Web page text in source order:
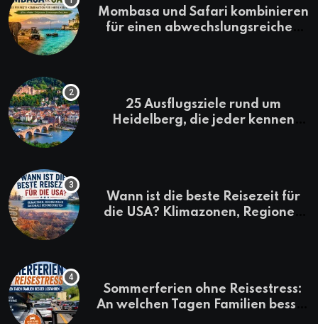
Mombasa und Safari kombinieren
für einen abwechslungsreichen
25 Ausflugsziele rund um
Heidelberg, die jeder kennen
Wann ist die beste Reisezeit für
die USA? Klimazonen, Regionen
Sommerferien ohne Reisestress:
An welchen Tagen Familien besser